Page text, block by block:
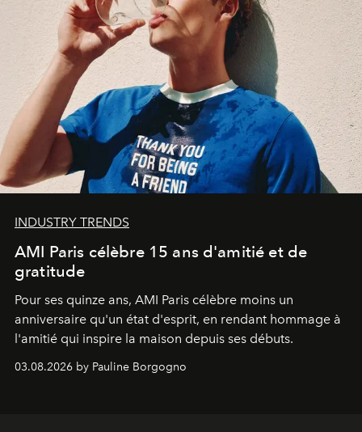
INDUSTRY TRENDS
AMI Paris célèbre 15 ans d'amitié et de
gratitude
Pour ses quinze ans, AMI Paris célèbre moins un
anniversaire qu'un état d'esprit, en rendant hommage à
l'amitié qui inspire la maison depuis ses débuts.
03.08.2026 by Pauline Borgogno